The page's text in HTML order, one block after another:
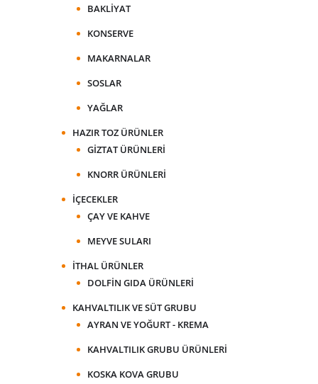
BAKLIYAT
KONSERVE
MAKARNALAR
SOSLAR
YAĞLAR
HAZIR TOZ ÜRÜNLER
GIZTAT ÜRÜNLERI
KNORR ÜRÜNLERI
İÇECEKLER
ÇAY VE KAHVE
MEYVE SULARI
İTHAL ÜRÜNLER
DOLFIN GIDA ÜRÜNLERI
KAHVALTILIK VE SÜT GRUBU
AYRAN VE YOĞURT - KREMA
KAHVALTILIK GRUBU ÜRÜNLERI
KOSKA KOVA GRUBU